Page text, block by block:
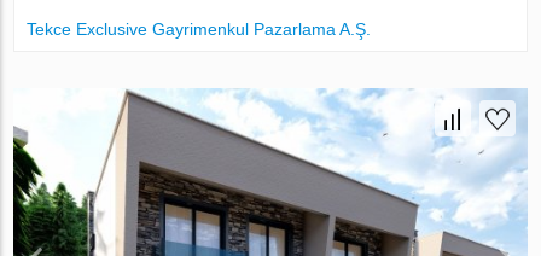
Tekce Exclusive Gayrimenkul Pazarlama A.Ş.